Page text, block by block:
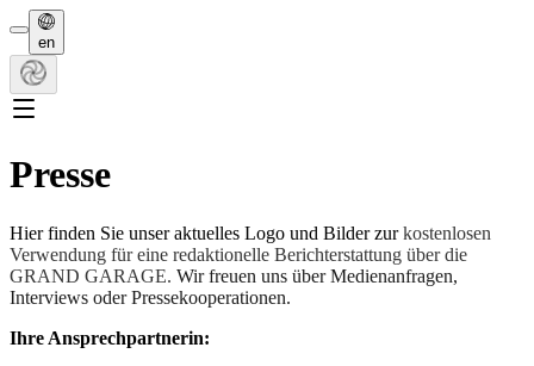
en
Presse
Hier finden Sie unser aktuelles Logo und Bilder zurkostenlosen
Verwendung für eine redaktionelle Berichterstattung über die
GRAND GARAGE. Wir freuen uns über Medienanfragen,
Interviews oder Pressekooperationen.
Ihre Ansprechpartnerin: